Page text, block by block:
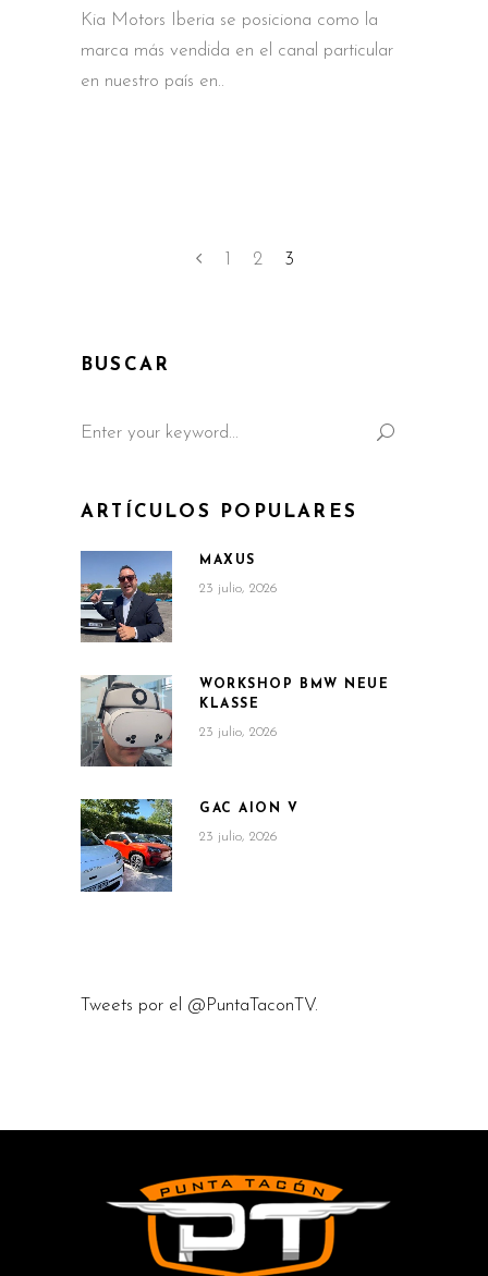
Kia Motors Iberia se posiciona como la
marca más vendida en el canal particular
en nuestro país en
2 3
BUSCAR
for:
ARTÍCULOS POPULARES
MAXUS
23 julio, 2026
WORKSHOP BMW NEUE
KLASSE
23 julio, 2026
GAC AION V
23 julio, 2026
Tweets por el @PuntaTaconTV.